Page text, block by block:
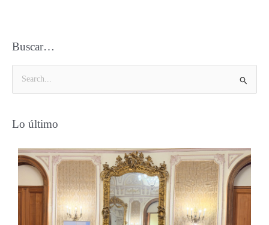
Buscar…
c
Lo último